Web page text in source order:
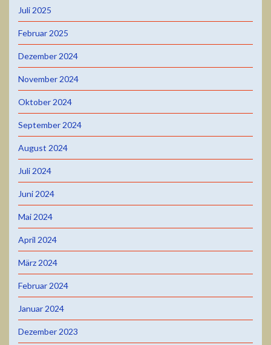
Juli 2025
Februar 2025
Dezember 2024
November 2024
Oktober 2024
September 2024
August 2024
Juli 2024
Juni 2024
Mai 2024
April 2024
März 2024
Februar 2024
Januar 2024
Dezember 2023